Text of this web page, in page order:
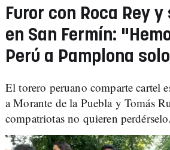
Furor con Roca Rey
en San Fermín:
Perú a Pamplona
El torero peruano comparte cartel
a Morante de la Puebla y Tomás
compatriotas no quieren perdérselo.